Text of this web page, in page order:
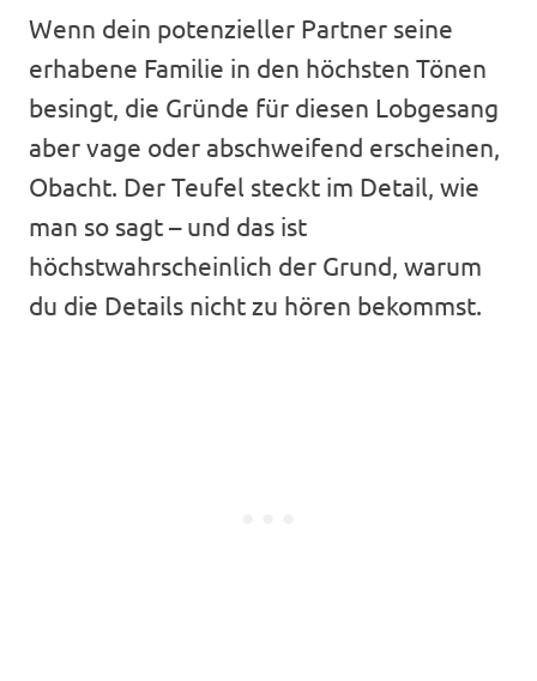
Wenn dein potenzieller Partner seine
erhabene Familie in den höchsten Tönen
besingt, die Gründe für diesen Lobgesang
aber vage oder abschweifend erscheinen,
Obacht. Der Teufel steckt im Detail, wie
man so sagt – und das ist
höchstwahrscheinlich der Grund, warum
du die Details nicht zu hören bekommst.